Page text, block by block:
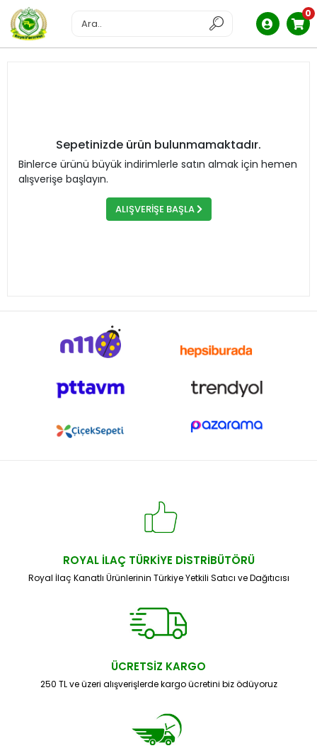
0
Sepetinizde ürün bulunmamaktadır.
Binlerce ürünü büyük indirimlerle satın almak için hemen
alışverişe başlayın.
ALIŞVERİŞE BAŞLA
ROYAL İLAÇ TÜRKİYE DİSTRİBÜTÖRÜ
Royal İlaç Kanatlı Ürünlerinin Türkiye Yetkili Satıcı ve Dağıtıcısı
ÜCRETSİZ KARGO
250 TL ve üzeri alışverişlerde kargo ücretini biz ödüyoruz